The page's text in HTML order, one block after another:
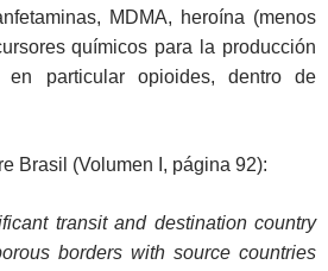
MDMA, heroína (menos
químicos para la producción
en particular opioides, dentro de
Brasil (Volumen I, página 92):
transit and destination country
borders with source countries